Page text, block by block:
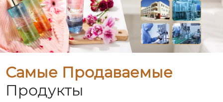
Самые Продаваемые
Продукты